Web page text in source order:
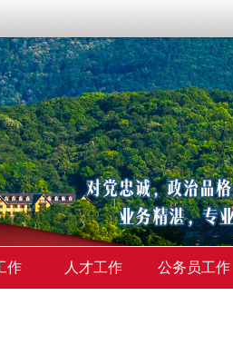
作 人才工作 公务员工作